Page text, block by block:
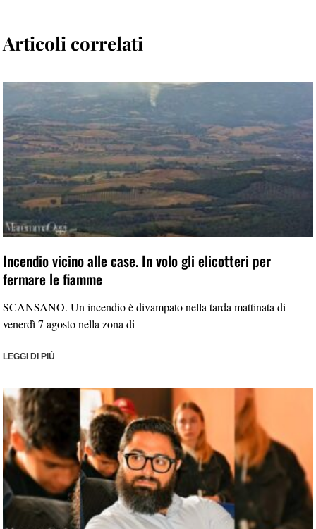
Articoli correlati
Incendio vicino alle case. In volo gli elicotteri per
fermare le fiamme
SCANSANO. Un incendio è divampato nella tarda mattinata di
venerdì 7 agosto nella zona di
LEGGI DI PIÙ